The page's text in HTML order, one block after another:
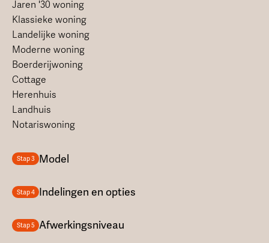
Jaren '30 woning
Klassieke woning
Landelijke woning
Moderne woning
Boerderijwoning
Cottage
Herenhuis
Landhuis
Notariswoning
Stap 3 Model
Stap 4 Indelingen en opties
Stap 5 Afwerkingsniveau